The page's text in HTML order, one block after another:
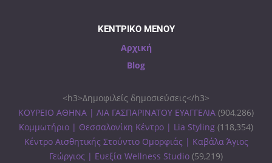
ΚΕΝΤΡΙΚΟ ΜΕΝΟΥ
Αρχική
Blog
<h3>Δημοφιλείς δημοσιεύσεις</h3>
ΚΟΥΡΕΙΟ ΑΘΗΝΑ | ΛΙΑ ΓΑΣΠΑΡΙΝΑΤΟΥ ΕΥΑΓΓΕΛΙΑ (904,286)
Κομμωτήριο | Θεσσαλονίκη Κέντρο | Lia Styling (118,354)
Κέντρο Αισθητικής Στούντιο Ομορφιάς | Καβάλα Άγιος
Γεώργιος | Ευεξία Wellness Studio (59,219)